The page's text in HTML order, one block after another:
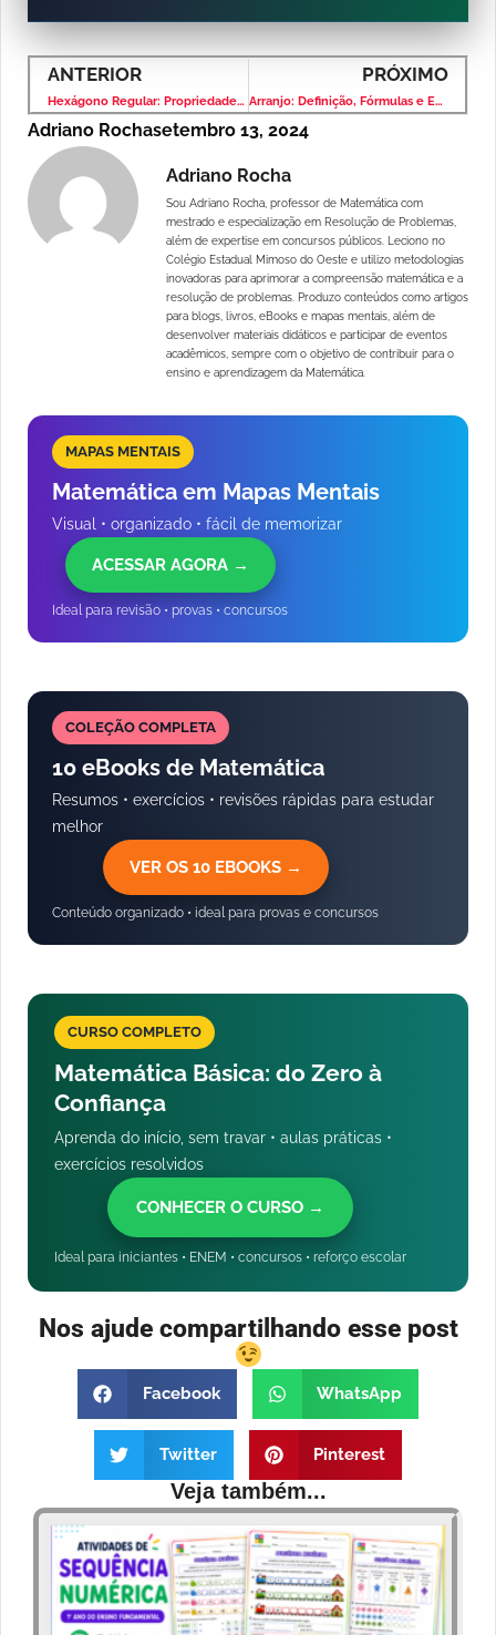
ANTERIOR
Hexágono Regular: Propriedades, Fórmulas e Aplicações
PRÓXIMO
Arranjo: Definição, Fórmulas e Exercícios Resolvidos
Adriano Rochasetembro 13, 2024
Adriano Rocha
Sou Adriano Rocha, professor de Matemática com
mestrado e especialização em Resolução de Problemas,
além de expertise em concursos públicos. Leciono no
Colégio Estadual Mimoso do Oeste e utilizo metodologias
inovadoras para aprimorar a compreensão matemática e a
resolução de problemas. Produzo conteúdos como artigos
para blogs, livros, eBooks e mapas mentais, além de
desenvolver materiais didáticos e participar de eventos
acadêmicos, sempre com o objetivo de contribuir para o
ensino e aprendizagem da Matemática.
MAPAS MENTAIS
Matemática em Mapas Mentais
Visual • organizado • fácil de memorizar
ACESSAR AGORA →
Ideal para revisão • provas • concursos
COLEÇÃO COMPLETA
10 eBooks de Matemática
Resumos • exercícios • revisões rápidas para estudar
melhor
VER OS 10 EBOOKS →
Conteúdo organizado • ideal para provas e concursos
CURSO COMPLETO
Matemática Básica: do Zero à
Confiança
Aprenda do início, sem travar • aulas práticas •
exercícios resolvidos
CONHECER O CURSO →
Ideal para iniciantes • ENEM • concursos • reforço escolar
Nos ajude compartilhando esse post
Facebook WhatsApp
Twitter Pinterest
Veja também...